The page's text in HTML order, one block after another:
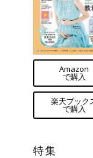
Amazon
で購入
楽天ブック
で購入
特集